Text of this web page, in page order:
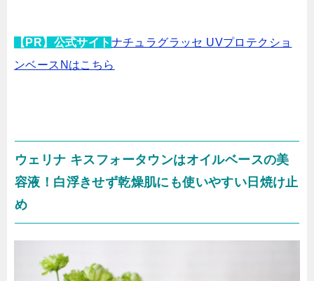
【PR】公式サイト ナチュラグラッセ UVプロテクショ
ンベースNはこちら
ウェリナ キスフォータウンはオイルベースの美
容液！白浮きせず乾燥肌にも使いやすい日焼け止
め